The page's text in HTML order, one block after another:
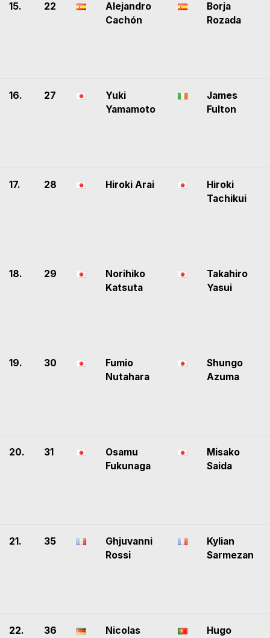
15. 22
Alejandro
Cachón
Borja
Rozada
16. 27
Yuki
Yamamoto
James
Fulton
17. 28 Hiroki Arai
Hiroki
Tachikui
18. 29
Norihiko
Katsuta
Takahiro
Yasui
19. 30
Fumio
Nutahara
Shungo
Azuma
20. 31
Osamu
Fukunaga
Misako
Saida
21. 35
Ghjuvanni
Rossi
Kylian
Sarmezan
22. 36
Nicolas
Hugo